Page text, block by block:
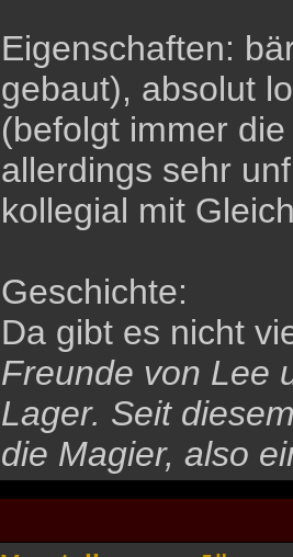
Eigenschaften:
gebaut), absolut
(befolgt immer
allerdings sehr
kollegial mit
Geschichte:
Da gibt es nicht
Freunde von Lee
Lager. Seit
die Magier, also